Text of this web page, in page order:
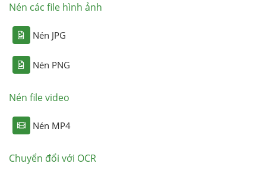
Nén các file hình ảnh
Nén JPG
Nén PNG
Nén file video
Nén MP4
Chuyển đổi với OCR